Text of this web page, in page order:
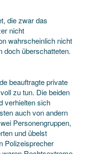
die zwar das
nicht
wahrscheinlich nicht
doch überschatteten.
beauftragte private
zu tun. Die beiden
verhielten sich
auch von andern
Personengruppen,
und übelst
Polizeisprecher